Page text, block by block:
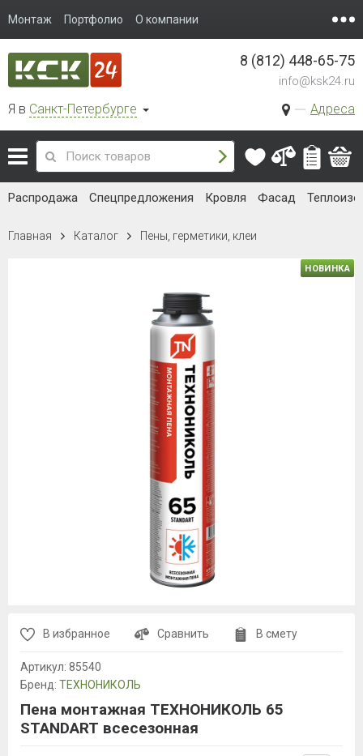
Монтаж Портфолио О компании
Я в Санкт-Петербурге Адреса
8 (812) 448-65-75
info@ksk24.ru
Распродажа Спецпредложения Кровля Фасад
Главная Каталог Пены, герметики, клеи
НОВИНКА
В избранное Сравнить В смету
Артикул: 85540
Бренд: ТЕХНОНИКОЛЬ
Пена монтажная ТЕХНОНИКОЛЬ 65
STANDART всесезонная